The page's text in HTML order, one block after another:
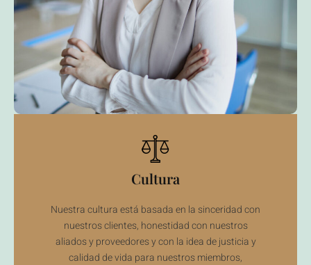
Cultura
Nuestra cultura está basada en la sinceridad con
nuestros clientes, honestidad con nuestros
aliados y proveedores y con la idea de justicia y
calidad de vida para nuestros miembros,